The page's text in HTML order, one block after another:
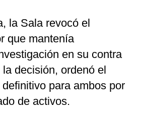
la Sala revocó el
que mantenía
en su contra
decisión, ordenó el
para ambos por
de activos.